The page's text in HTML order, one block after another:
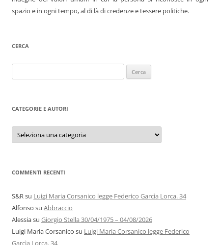
spazio e in ogni tempo, al di là di credenze e tessere politiche.
CERCA
per:
CATEGORIE E AUTORI
Categorie
autori
COMMENTI RECENTI
S&Rsu Luigi Maria Corsanico legge Federico Garcìa Lorca. 34
Alfonso su Abbraccio
Alessiasu Giorgio Stella 30/04/1975 – 04/08/2026
Luigi Maria Corsanico su Luigi Maria Corsanico legge Federico